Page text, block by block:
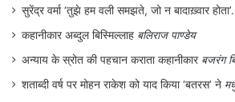
सवालों के घेरे में आई थी।
पर्दे पर शब्दों के बिना चित्र
बेहतरीन अभिनेता बिना कुछ बोले
सुरेंद्र वर्मा ‘तुझे हम वली समझते, जो न बादाख़्वार
कहानीकार अब्दुल बिस्मिल्लाह बलिराज पाण्डेय
अन्याय के स्रोत की पहचान कराता कहानीकार बजरंग
शताब्दी वर्ष पर मोहन राकेश को याद किया ‘बतरस’ ने